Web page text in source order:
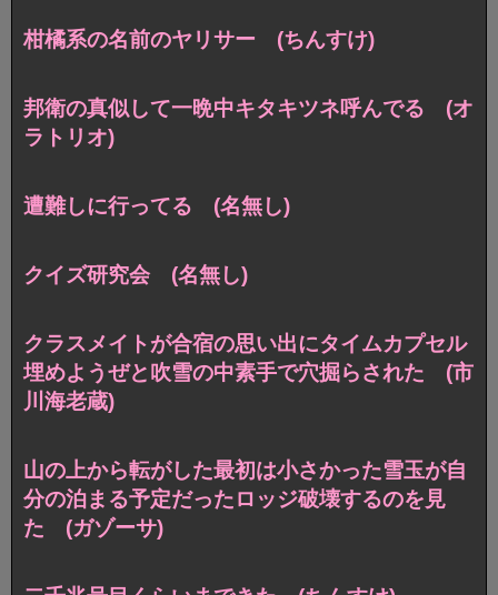
柑橘系の名前のヤリサー (ちんすけ)
邦衛の真似して一晩中キタキツネ呼んでる (オ
ラトリオ)
遭難しに行ってる (名無し)
クイズ研究会 (名無し)
クラスメイトが合宿の思い出にタイムカプセル
埋めようぜと吹雪の中素手で穴掘らされた (市
川海老蔵)
山の上から転がした最初は小さかった雪玉が自
分の泊まる予定だったロッジ破壊するのを見
た (ガゾーサ)